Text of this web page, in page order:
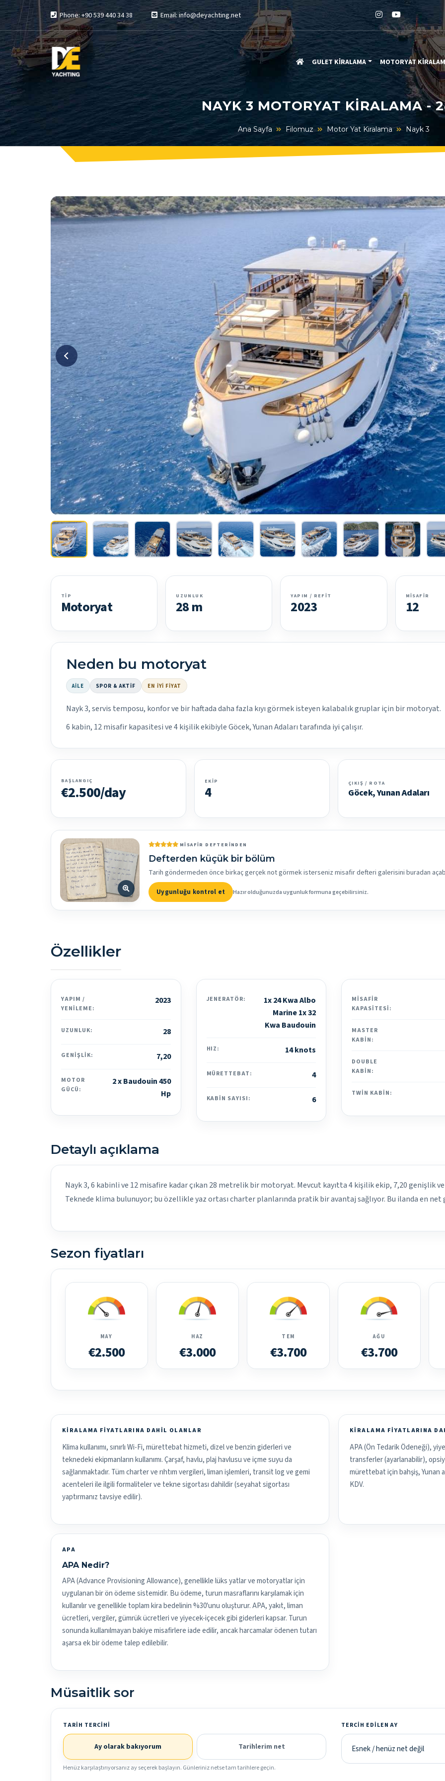
Phone: +90 539 440 34 38 Email: info@deyachting.net
GULET KİRALAMA MOTORYAT
NAYK 3 MOTORYAT KIRALAMA -
Ana Sayfa Filomuz Motor Yat Kiralama Nayk 3
TIP
Motoryat
UZUNLUK
28 m
YAPIM / REFIT
2023
MISAFIR
12
Neden bu motoryat
AILE SPOR & AKTIF EN İYI FIYAT
Nayk 3, servis temposu, konfor ve bir haftada daha fazla kıyı görmek isteyen kalabalık gruplar için bir motoryat.
6 kabin, 12 misafir kapasitesi ve 4 kişilik ekibiyle Göcek, Yunan Adaları tarafında iyi çalışır.
BAŞLANGIÇ
€2.500/day
EKIP
4
ÇIKIŞ / ROTA
Göcek, Yunan Adaları
MISAFIR DEFTERINDEN
Defterden küçük bir bölüm
Tarih göndermeden önce birkaç gerçek not görmek isterseniz misafir defteri galerisini buradan
Uygunluğu kontrol et Hazır olduğunuzda uygunluk formuna geçebilirsiniz.
Özellikler
YAPIM /
YENILEME:
2023
UZUNLUK: 28
GENIŞLIK: 7,20
MOTOR
GÜCÜ:
2 x Baudouin 450
Hp
JENERATÖR:
1x 24 Kwa Albo
Marine 1x 32
Kwa Baudouin
HIZ: 14 knots
MÜRETTEBAT: 4
KABIN SAYISI: 6
MISAFIR
KAPASITESI:
MASTER
KABIN:
DOUBLE
KABIN:
TWIN KABIN:
Detaylı açıklama
Nayk 3, 6 kabinli ve 12 misafire kadar çıkan 28 metrelik bir motoryat. Mevcut kayıtta 4 kişilik ekip, 7,20 genişlik ve
Teknede klima bulunuyor; bu özellikle yaz ortası charter planlarında pratik bir avantaj sağlıyor. Bu ilanda en net
Sezon fiyatları
MAY
€2.500
HAZ
€3.000
TEM
€3.700
AĞU
€3.700
KIRALAMA FIYATLARINA DAHIL OLANLAR
Klima kullanımı, sınırlı Wi-Fi, mürettebat hizmeti, dizel ve benzin giderleri ve
teknedeki ekipmanların kullanımı. Çarşaf, havlu, plaj havlusu ve içme suyu da
sağlanmaktadır. Tüm charter ve rıhtım vergileri, liman işlemleri, transit log ve gemi
acenteleri ile ilgili formaliteler ve tekne sigortası dahildir (seyahat sigortası
yaptırmanız tavsiye edilir).
KIRALAMA FIYATLARINA
APA (Ön Tedarik Ödeneği),
transferler (ayarlanabilir),
mürettebat için bahşiş, Yunan
KDV.
APA
APA Nedir?
APA (Advance Provisioning Allowance), genellikle lüks yatlar ve motoryatlar için
uygulanan bir ön ödeme sistemidir. Bu ödeme, turun masraflarını karşılamak için
kullanılır ve genellikle toplam kira bedelinin %30'unu oluşturur. APA, yakıt, liman
ücretleri, vergiler, gümrük ücretleri ve yiyecek-içecek gibi giderleri kapsar. Turun
sonunda kullanılmayan bakiye misafirlere iade edilir, ancak harcamalar ödenen tutarı
aşarsa ek bir ödeme talep edilebilir.
Müsaitlik sor
TARIH TERCIHI
Ay olarak bakıyorum Tarihlerim net
Henüz karşılaştırıyorsanız ay seçerek başlayın. Günleriniz netse tam tarihlere geçin.
TERCIH EDILEN AY